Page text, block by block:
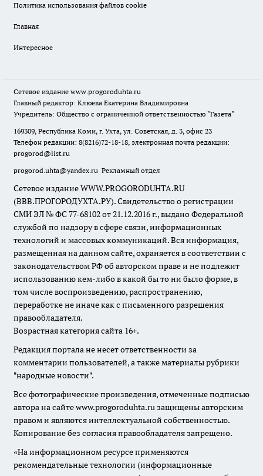
Политика использования файлов cookie
Главная
Интересное
Сетевое издание www.progoroduhta.ru
Главный редактор: Клюева Екатерина Владимировна
Учредитель: Общество с ограниченной ответственностью "Газета"
169309, Республика Коми, г. Ухта, ул. Советская, д. 3, офис 23
Телефон редакции: 8(8216)72-18-18, электронная почта редакции:
progorod@list.ru
progorod.uhta@yandex.ru Рекламный отдел
Сетевое издание WWW.PROGORODUHTA.RU
(ВВВ.ПРОГОРОДУХТА.РУ). Свидетельство о регистрации
СМИ ЭЛ № ФС 77-68102 от 21.12.2016 г., выдано Федеральной
службой по надзору в сфере связи, информационных
технологий и массовых коммуникаций. Вся информация,
размещенная на данном сайте, охраняется в соответствии с
законодательством РФ об авторском праве и не подлежит
использованию кем-либо в какой бы то ни было форме, в
том числе воспроизведению, распространению,
переработке не иначе как с письменного разрешения
правообладателя.
Возрастная категория сайта 16+.
Редакция портала не несет ответственности за
комментарии пользователей, а также материалы рубрики
"народные новости".
Все фотографические произведения, отмеченные подписью
автора на сайте www.progoroduhta.ru защищены авторским
правом и являются интеллектуальной собственностью.
Копирование без согласия правообладателя запрещено.
«На информационном ресурсе применяются
рекомендательные технологии (информационные